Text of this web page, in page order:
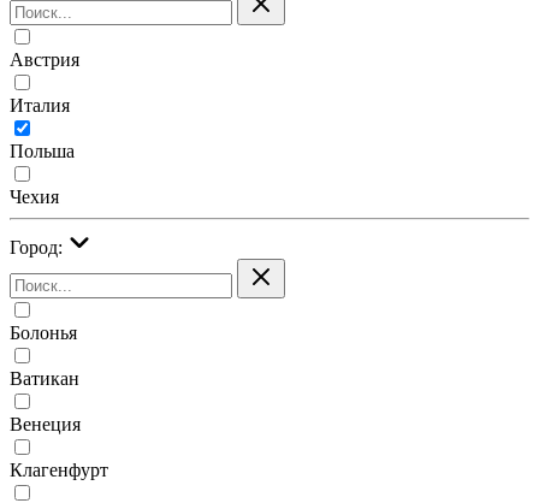
Австрия
Италия
Польша
Чехия
Город:
Болонья
Ватикан
Венеция
Клагенфурт